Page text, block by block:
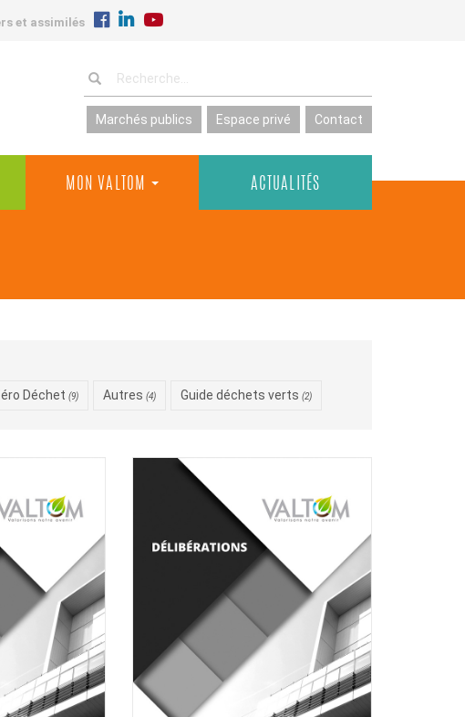
et assimilés
Marchés publics Espace privé Contact
MON VALTOM ACTUALITÉS
Déchet (9) Autres (4) Guide déchets verts (2)